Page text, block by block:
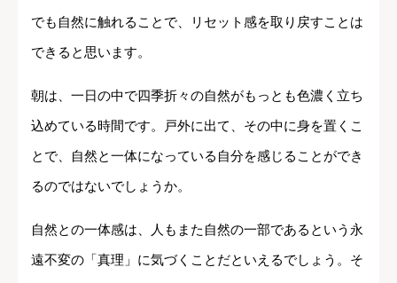
でも自然に触れることで、リセット感を取り戻すことは
できると思います。
朝は、一日の中で四季折々の自然がもっとも色濃く立ち
込めている時間です。戸外に出て、その中に身を置くこ
とで、自然と一体になっている自分を感じることができ
るのではないでしょうか。
自然との一体感は、人もまた自然の一部であるという永
遠不変の「真理」に気づくことだといえるでしょう。そ